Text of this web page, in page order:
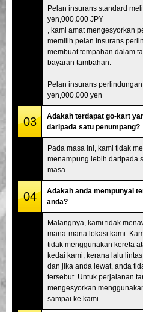
Pelan insurans standard
yen,000,000 JPY
, kami amat mengesyorkan
memilih pelan insurans
membuat tempahan dalam
bayaran tambahan.
Pelan insurans
yen,000,000 yen
03
Adakah terdapat go-kart
daripada satu penumpang?
Pada masa ini, kami tidak
menampung lebih daripada
masa.
04
Adakah anda mempunyai
anda?
Malangnya, kami tidak
mana-mana lokasi kami.
tidak menggunakan kereta
kedai kami, kerana lalu
dan jika anda lewat, anda
tersebut. Untuk perjalanan
mengesyorkan
sampai ke kami.